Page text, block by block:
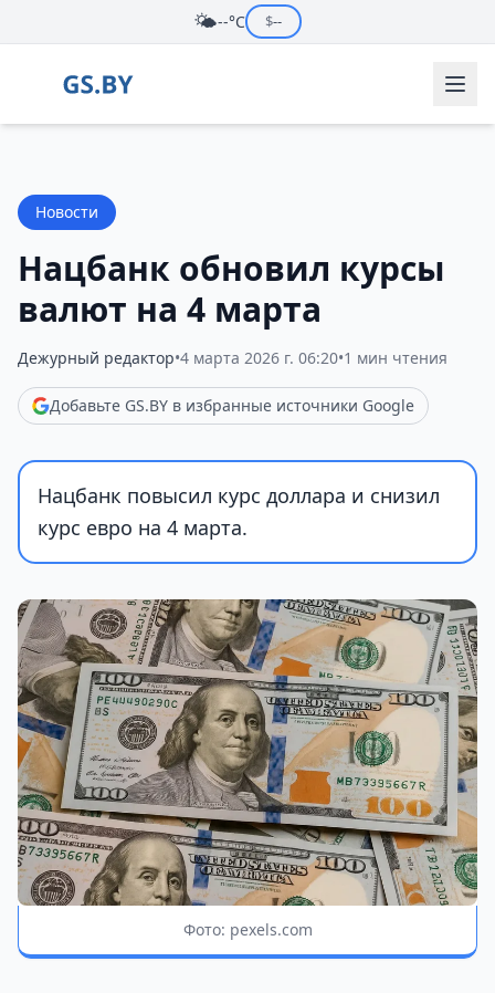
🌤️--°C $--
Новости
Нацбанк обновил курсы
валют на 4 марта
Дежурный редактор•4 марта 2026 г. 06:20•1 мин чтения
Добавьте GS.BY в избранные источники Google
Нацбанк повысил курс доллара и снизил
курс евро на 4 марта.
Фото: pexels.com